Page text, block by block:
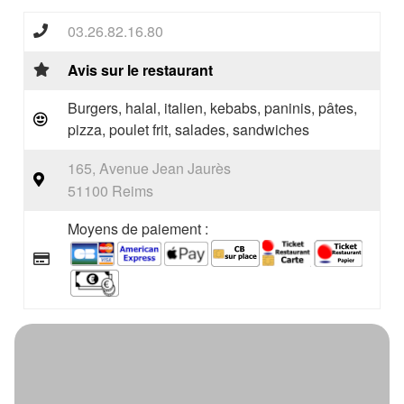
03.26.82.16.80
Avis sur le restaurant
Burgers, halal, italien, kebabs, paninis, pâtes,
pizza, poulet frit, salades, sandwiches
165, Avenue Jean Jaurès
51100 Reims
Moyens de paiement :